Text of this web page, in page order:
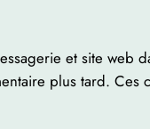
et site web
plus tard. Ces